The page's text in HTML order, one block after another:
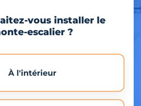
vous installer le
escalier ?
À l'intérieur